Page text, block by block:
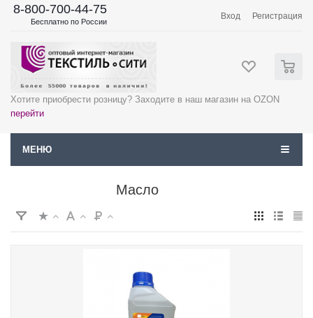
8-800-700-44-75
Бесплатно по России
Вход Регистрация
Хотите приобрести розницу? Заходите в наш магазин на OZON
перейти
МЕНЮ
Масло